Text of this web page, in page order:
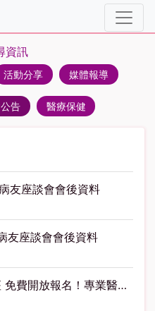
資訊
活動分享 媒體報導
告 醫療保健
友座談會會後資料
友座談會會後資料
！專業醫師及營養師陪您一起面對挑戰🌿